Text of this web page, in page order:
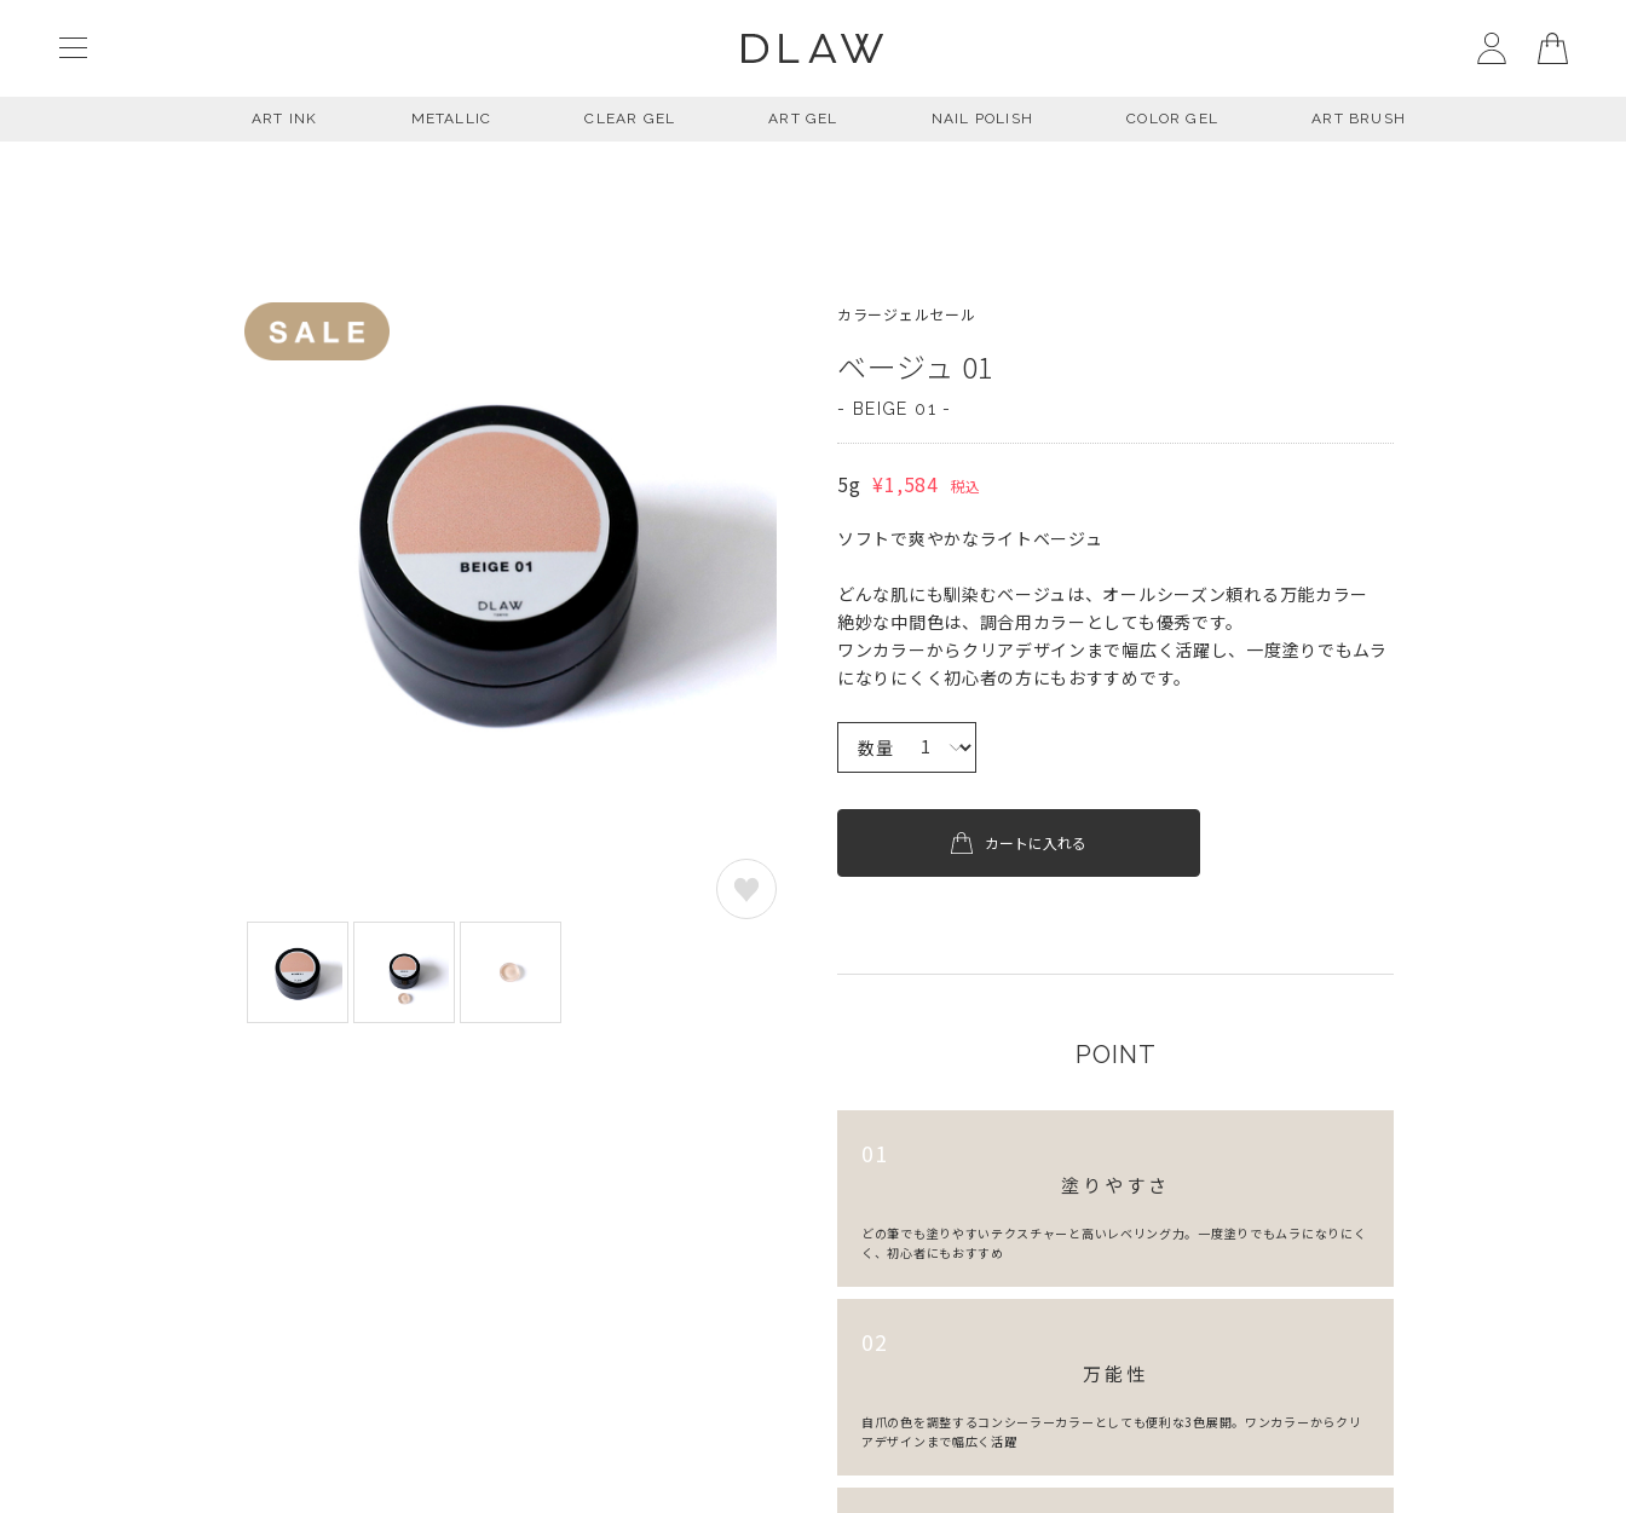
ART INK METALLIC CLEAR GEL ART GEL NAIL POLISH COLOR GEL ART BRUSH
カラージェルセール
ベージュ 01
- BEIGE 01 -
5g ¥1,584 税込
ソフトで爽やかなライトベージュ
どんな肌にも馴染むベージュは、オールシーズン頼れる万能カラー
絶妙な中間色は、調合用カラーとしても優秀です。
ワンカラーからクリアデザインまで幅広く活躍し、一度塗りでもムラ
になりにくく初心者の方にもおすすめです。
数量
カートに入れる
POINT
01
塗りやすさ
どの筆でも塗りやすいテクスチャーと高いレベリング力。一度塗りでもムラになりにく
く、初心者にもおすすめ
02
万能性
自爪の色を調整するコンシーラーカラーとしても便利な3色展開。ワンカラーからクリ
アデザインまで幅広く活躍